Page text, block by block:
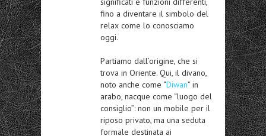
fino a diventare il simbolo del
relax come lo conosciamo
oggi.
Partiamo dall’origine, che si
trova in Oriente. Qui, il divano,
noto anche come “Diwan” in
arabo, nacque come “luogo del
consiglio”: non un mobile per il
riposo privato, ma una seduta
formale destinata ai